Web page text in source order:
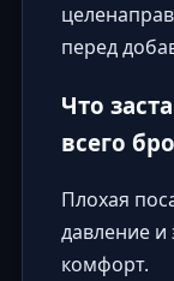
перед
Что
всего
Плохая
давление и
комфорт.